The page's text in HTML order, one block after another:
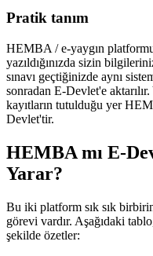
Pratik tanım
HEMBA / e-yaygın
yazıldığınızda sizin
sınavı geçtiğinizde aynı
sonradan E-Devlet'e
kayıtların tutulduğu yer
Devlet'tir.
HEMBA mı E-
Yarar?
Bu iki platform sık sık
görevi vardır. Aşağıdaki
şekilde özetler: